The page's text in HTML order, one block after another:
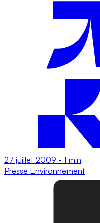
27 juillet 2009 - 1 min
Presse Environnement